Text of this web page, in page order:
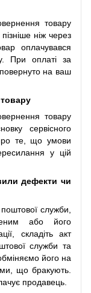
товару
ніж через
оплачувався
При оплаті за
на ваш
товару
сервісного
те, що умови
у цій
дефекти чи
служби,
або його
складіть акт
служби та
його на
що бракують.
продавець.